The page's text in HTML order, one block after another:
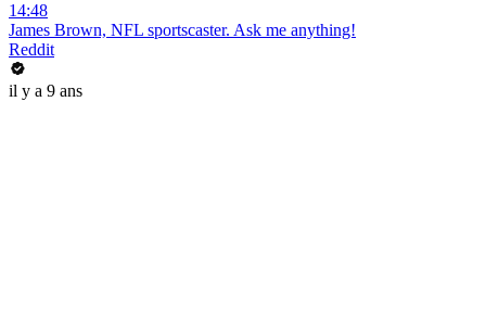
14:48
James Brown, NFL sportscaster. Ask me anything!
Reddit
il y a 9 ans